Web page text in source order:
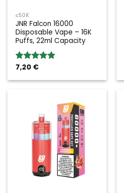
≤50K
JNR Falcon 16000
Disposable Vape – 16K
Puffs, 22ml Capacity
Valoración:
5
7,20 €